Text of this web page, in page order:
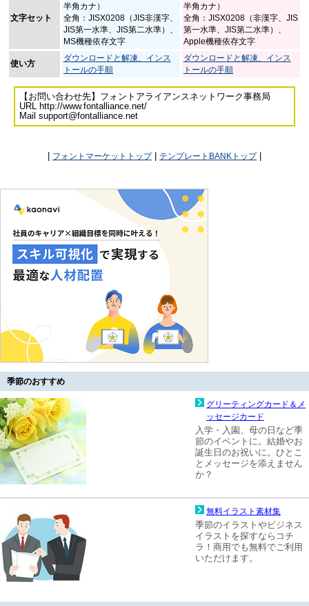
文字セット
半角カナ）
全角：JISX0208（JIS非漢字、
JIS第一水準、JIS第二水準）、
MS機種依存文字
半角カナ）
全角：JISX0208（非漢字、JIS
第一水準、JIS第二水準）、
Apple機種依存文字
使い方
ダウンロードと解凍、インス
トールの手順
ダウンロードと解凍、インス
トールの手順
【お問い合わせ先】フォントアライアンスネットワーク事務局
URL http://www.fontalliance.net/
Mail support@fontalliance.net
| フォントマーケットトップ| テンプレートBANKトップ|
季節のおすすめ
グリーティングカード＆メ
ッセージカード
入学・入園、母の日など季
節のイベントに。結婚やお
誕生日のお祝いに。ひとこ
とメッセージを添えません
か？
無料イラスト素材集
季節のイラストやビジネス
イラストを探すならコチ
ラ！商用でも無料でご利用
いただけます。